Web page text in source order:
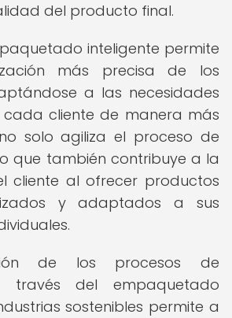
del producto final.
inteligente permite
más precisa de los
a las necesidades
cliente de manera más
solo agiliza el proceso de
que también contribuye a la
cliente al ofrecer productos
y adaptados a sus
de los procesos de
través del empaquetado
sostenibles permite a